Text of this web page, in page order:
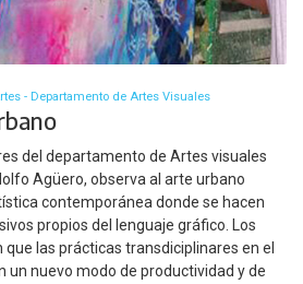
- Departamento de Artes Visuales
del departamento de Artes visuales
Agüero, observa al arte urbano
contemporánea donde se hacen
propios del lenguaje gráfico. Los
las prácticas transdiciplinares en el
un nuevo modo de productividad y de